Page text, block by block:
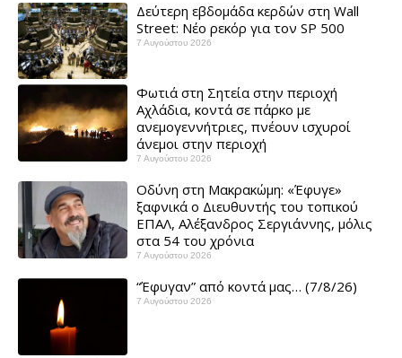
Δεύτερη εβδομάδα κερδών στη Wall
Street: Νέο ρεκόρ για τον SP 500
7 Αυγούστου 2026
Φωτιά στη Σητεία στην περιοχή
Αχλάδια, κοντά σε πάρκο με
ανεμογεννήτριες, πνέουν ισχυροί
άνεμοι στην περιοχή
7 Αυγούστου 2026
Οδύνη στη Μακρακώμη: «Έφυγε»
ξαφνικά ο Διευθυντής του τοπικού
ΕΠΑΛ, Αλέξανδρος Σεργιάννης, μόλις
στα 54 του χρόνια
7 Αυγούστου 2026
“Έφυγαν” από κοντά μας… (7/8/26)
7 Αυγούστου 2026